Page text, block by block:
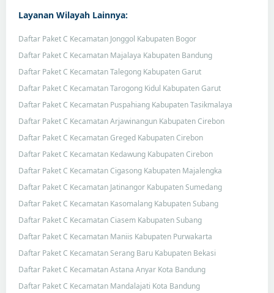
Layanan Wilayah Lainnya:
Daftar Paket C Kecamatan Jonggol Kabupaten Bogor
Daftar Paket C Kecamatan Majalaya Kabupaten Bandung
Daftar Paket C Kecamatan Talegong Kabupaten Garut
Daftar Paket C Kecamatan Tarogong Kidul Kabupaten Garut
Daftar Paket C Kecamatan Puspahiang Kabupaten Tasikmalaya
Daftar Paket C Kecamatan Arjawinangun Kabupaten Cirebon
Daftar Paket C Kecamatan Greged Kabupaten Cirebon
Daftar Paket C Kecamatan Kedawung Kabupaten Cirebon
Daftar Paket C Kecamatan Cigasong Kabupaten Majalengka
Daftar Paket C Kecamatan Jatinangor Kabupaten Sumedang
Daftar Paket C Kecamatan Kasomalang Kabupaten Subang
Daftar Paket C Kecamatan Ciasem Kabupaten Subang
Daftar Paket C Kecamatan Maniis Kabupaten Purwakarta
Daftar Paket C Kecamatan Serang Baru Kabupaten Bekasi
Daftar Paket C Kecamatan Astana Anyar Kota Bandung
Daftar Paket C Kecamatan Mandalajati Kota Bandung